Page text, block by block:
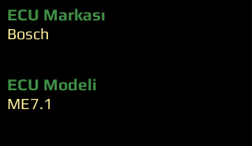
ECU Markası
Bosch
ECU Modeli
ME7.1